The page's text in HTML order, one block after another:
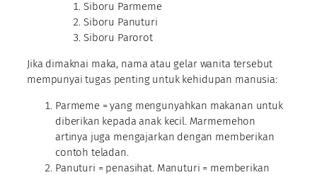
Siboru Parmeme
Siboru Panuturi
Siboru Parorot
Jika dimaknai maka, nama atau gelar wanita tersebut
mempunyai tugas penting untuk kehidupan manusia:
Parmeme = yang mengunyahkan makanan untuk
diberikan kepada anak kecil. Marmemehon
artinya juga mengajarkan dengan memberikan
contoh teladan.
Panuturi = penasihat. Manuturi = memberikan